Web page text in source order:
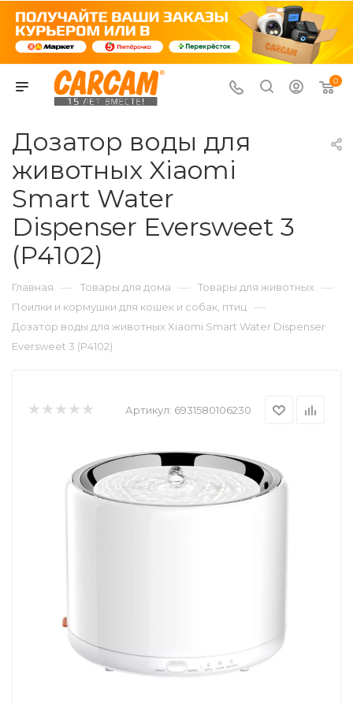
0
Дозатор воды для
животных Xiaomi
Smart Water
Dispenser Eversweet 3
(P4102)
Главная — Товары для дома — Товары для животных —
Поилки и кормушки для кошек и собак, птиц —
Дозатор воды для животных Xiaomi Smart Water Dispenser
Eversweet 3 (P4102)
Артикул: 6931580106230